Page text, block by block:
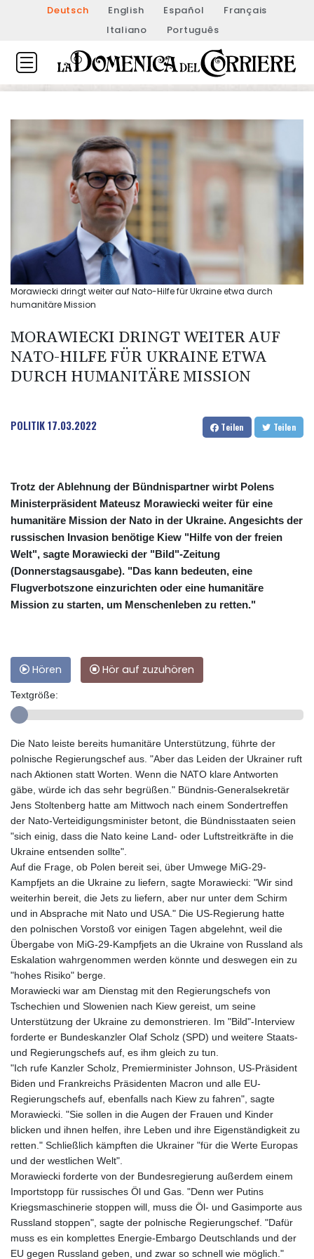
Deutsch English Español
Français
Italiano
Português
Morawiecki dringt weiter auf Nato-Hilfe für Ukraine etwa durch
humanitäre Mission
MORAWIECKI DRINGT WEITER AUF
NATO-HILFE FÜR UKRAINE ETWA
DURCH HUMANITÄRE MISSION
POLITIK17.03.2022 Teilen Teilen
Trotz der Ablehnung der Bündnispartner wirbt Polens
Ministerpräsident Mateusz Morawiecki weiter für eine
humanitäre Mission der Nato in der Ukraine. Angesichts der
russischen Invasion benötige Kiew "Hilfe von der freien
Welt", sagte Morawiecki der "Bild"-Zeitung
(Donnerstagsausgabe). "Das kann bedeuten, eine
Flugverbotszone einzurichten oder eine humanitäre
Mission zu starten, um Menschenleben zu retten."
Hören Hör auf zuzuhören
Textgröße:
Die Nato leiste bereits humanitäre Unterstützung, führte der
polnische Regierungschef aus. "Aber das Leiden der Ukrainer ruft
nach Aktionen statt Worten. Wenn die NATO klare Antworten
gäbe, würde ich das sehr begrüßen." Bündnis-Generalsekretär
Jens Stoltenberg hatte am Mittwoch nach einem Sondertreffen
der Nato-Verteidigungsminister betont, die Bündnisstaaten seien
"sich einig, dass die Nato keine Land- oder Luftstreitkräfte in die
Ukraine entsenden sollte".
Auf die Frage, ob Polen bereit sei, über Umwege MiG-29-
Kampfjets an die Ukraine zu liefern, sagte Morawiecki: "Wir sind
weiterhin bereit, die Jets zu liefern, aber nur unter dem Schirm
und in Absprache mit Nato und USA." Die US-Regierung hatte
den polnischen Vorstoß vor einigen Tagen abgelehnt, weil die
Übergabe von MiG-29-Kampfjets an die Ukraine von Russland als
Eskalation wahrgenommen werden könnte und deswegen ein zu
"hohes Risiko" berge.
Morawiecki war am Dienstag mit den Regierungschefs von
Tschechien und Slowenien nach Kiew gereist, um seine
Unterstützung der Ukraine zu demonstrieren. Im "Bild"-Interview
forderte er Bundeskanzler Olaf Scholz (SPD) und weitere Staats-
und Regierungschefs auf, es ihm gleich zu tun.
"Ich rufe Kanzler Scholz, Premierminister Johnson, US-Präsident
Biden und Frankreichs Präsidenten Macron und alle EU-
Regierungschefs auf, ebenfalls nach Kiew zu fahren", sagte
Morawiecki. "Sie sollen in die Augen der Frauen und Kinder
blicken und ihnen helfen, ihre Leben und ihre Eigenständigkeit zu
retten." Schließlich kämpften die Ukrainer "für die Werte Europas
und der westlichen Welt".
Morawiecki forderte von der Bundesregierung außerdem einem
Importstopp für russisches Öl und Gas. "Denn wer Putins
Kriegsmaschinerie stoppen will, muss die Öl- und Gasimporte aus
Russland stoppen", sagte der polnische Regierungschef. "Dafür
muss es ein komplettes Energie-Embargo Deutschlands und der
EU gegen Russland geben, und zwar so schnell wie möglich."